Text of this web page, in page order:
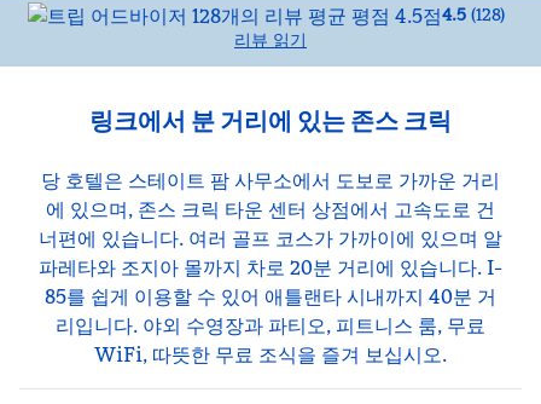
4.5 (128)
리뷰 읽기
링크에서 분 거리에 있는 존스 크릭
당 호텔은 스테이트 팜 사무소에서 도보로 가까운 거리
에 있으며, 존스 크릭 타운 센터 상점에서 고속도로 건
너편에 있습니다. 여러 골프 코스가 가까이에 있으며 알
파레타와 조지아 몰까지 차로 20분 거리에 있습니다. I-
85를 쉽게 이용할 수 있어 애틀랜타 시내까지 40분 거
리입니다. 야외 수영장과 파티오, 피트니스 룸, 무료
WiFi, 따뜻한 무료 조식을 즐겨 보십시오.